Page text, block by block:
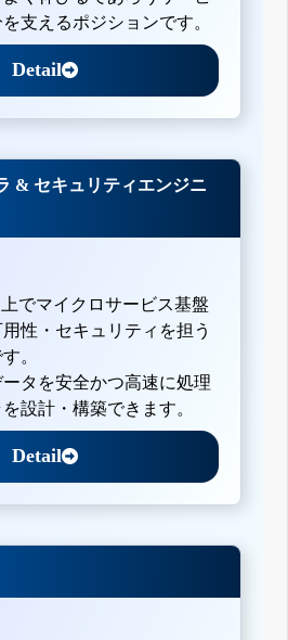
支えるポジションです。
Detail
& セキュリティエンジニ
上でマイクロサービス基盤
性・セキュリティを担う
。
タを安全かつ高速に処理
設計・構築できます。
Detail